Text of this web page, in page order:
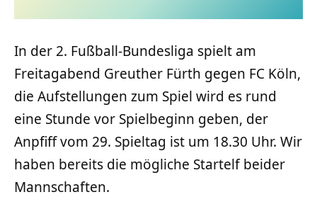
In der 2. Fußball-Bundesliga spielt am
Freitagabend Greuther Fürth gegen FC Köln,
die Aufstellungen zum Spiel wird es rund
eine Stunde vor Spielbeginn geben, der
Anpfiff vom 29. Spieltag ist um 18.30 Uhr. Wir
haben bereits die mögliche Startelf beider
Mannschaften.